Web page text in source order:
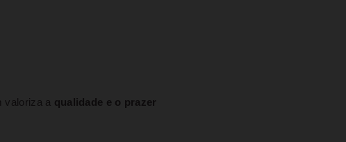
valoriza a qualidade e o prazer